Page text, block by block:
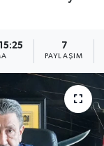
7
PAYLAŞIM